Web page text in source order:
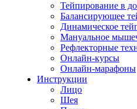
Тейпирование в
Балансирующее
Динамическое
Мануальное
Рефлекторные
Онлайн-курсы
Онлайн-марафоны
Инструкции
Лицо
Шея